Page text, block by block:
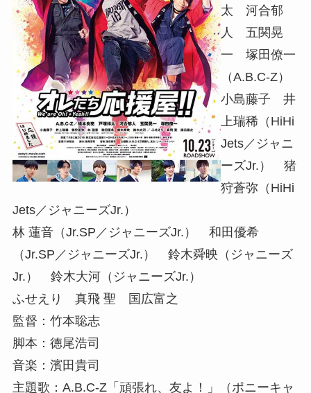
太 河合郁
人 五関晃
一 塚田僚一
（A.B.C-Z）
小島藤子 井
上瑞稀（HiHi
Jets／ジャニ
ーズJr.） 猪
狩蒼弥（HiHi
Jets／ジャニーズJr.）
林 蓮音（Jr.SP／ジャニーズJr.） 和田優希
（Jr.SP／ジャニーズJr.） 鈴木舜映（ジャニーズ
Jr.） 鈴木大河（ジャニーズJr.）
ふせえり 真飛 聖 国広富之
監督：竹本聡志
脚本：徳尾浩司
音楽：濱田貴司
主題歌：A.B.C-Z「頑張れ、友よ！」（ポニーキャ